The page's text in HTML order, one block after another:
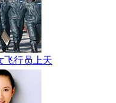
飞行员上天